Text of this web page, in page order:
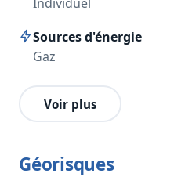
Sources d'énergie
Gaz
Voir plus
Géorisques